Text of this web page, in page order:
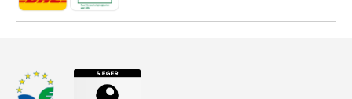
Zahlungsmethoden